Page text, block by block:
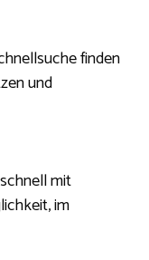
finden
und
mit
im